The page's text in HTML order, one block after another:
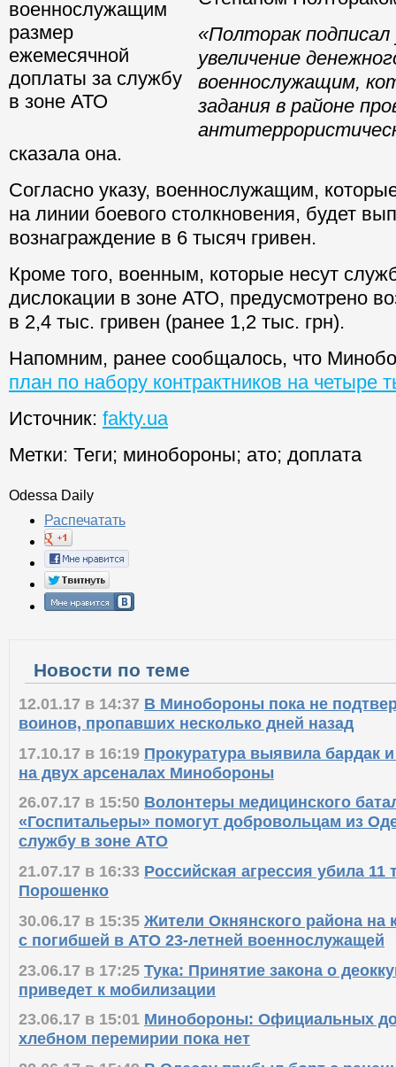
«Полторак подписал
увеличение
военнослужащим,
задания в районе
сказала она.
Согласно указу, военнослужащим,
на линии боевого столкновения, будет
вознаграждение в 6 тысяч гривен.
Кроме того, военным, которые несут
дислокации в зоне АТО, предусмотрено
в 2,4 тыс. гривен (ранее 1,2 тыс. грн).
Напомним, ранее сообщалось, что
план по набору контрактников на четыре
Источник: fakty.ua
Метки: Теги; минобороны; ато; доплата
Odessa Daily
Распечатать
Новости по теме
12.01.17 в 14:37 В Минобороны пока не
воинов, пропавших несколько дней назад
17.10.17 в 16:19 Прокуратура выявила бардак
на двух арсеналах Минобороны
26.07.17 в 15:50 Волонтеры медицинского
«Госпитальеры» помогут добровольцам из
службу в зоне АТО
21.07.17 в 16:33 Российская агрессия убила 11
Порошенко
30.06.17 в 15:35 Жители Окнянского района на
с погибшей в АТО 23-летней военнослужащей
23.06.17 в 17:25 Тука: Принятие закона о
приведет к мобилизации
23.06.17 в 15:01 Минобороны: Официальных
хлебном перемирии пока нет